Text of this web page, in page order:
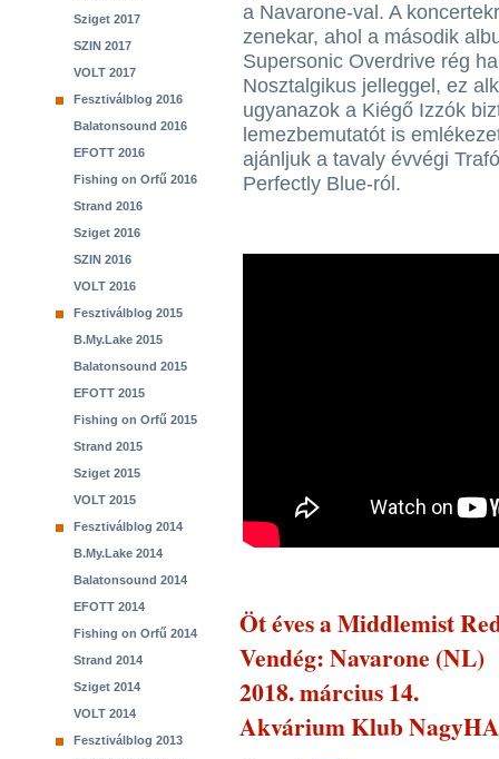
Sziget 2017
SZIN 2017
VOLT 2017
Fesztiválblog 2016
Balatonsound 2016
EFOTT 2016
Fishing on Orfű 2016
Strand 2016
Sziget 2016
SZIN 2016
VOLT 2016
Fesztiválblog 2015
B.My.Lake 2015
Balatonsound 2015
EFOTT 2015
Fishing on Orfű 2015
Strand 2015
Sziget 2015
VOLT 2015
Fesztiválblog 2014
B.My.Lake 2014
Balatonsound 2014
EFOTT 2014
Fishing on Orfű 2014
Strand 2014
Sziget 2014
VOLT 2014
Fesztiválblog 2013
a Navarone-val. A
zenekar, ahol a második
Supersonic Overdrive rég
Nosztalgikus jelleggel, ez
ugyanazok a Kiégő Izzók
lemezbemutatót is
ajánljuk a tavaly évvégi
Perfectly Blue-ról.
Öt éves a Middlemist
Vendég: Navarone (NL)
2018. március 14.
Akvárium Klub